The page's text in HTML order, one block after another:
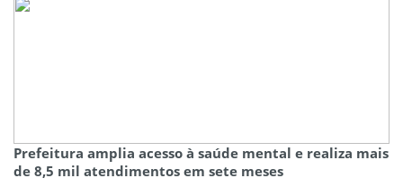
Prefeitura amplia acesso à saúde mental e realiza mais
de 8,5 mil atendimentos em sete meses